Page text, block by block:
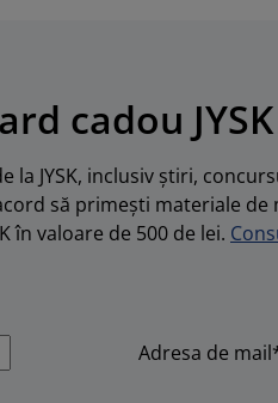
cadou
la JYSK, inclusiv știri,
să primești materiale
în valoare de 500 de lei.
Adresa de